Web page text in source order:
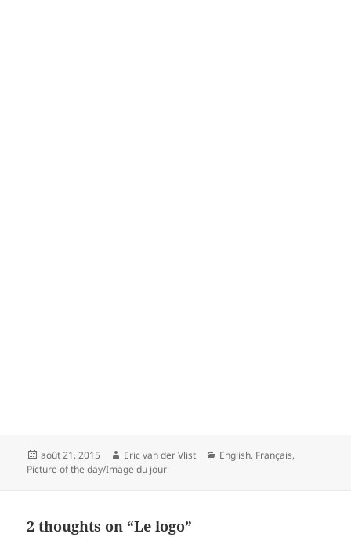
Posted
on
août 21, 2015 Author
Eric van der Vlist Categories
English, Français,
Picture of the day/Image du jour
2 thoughts on “Le logo”